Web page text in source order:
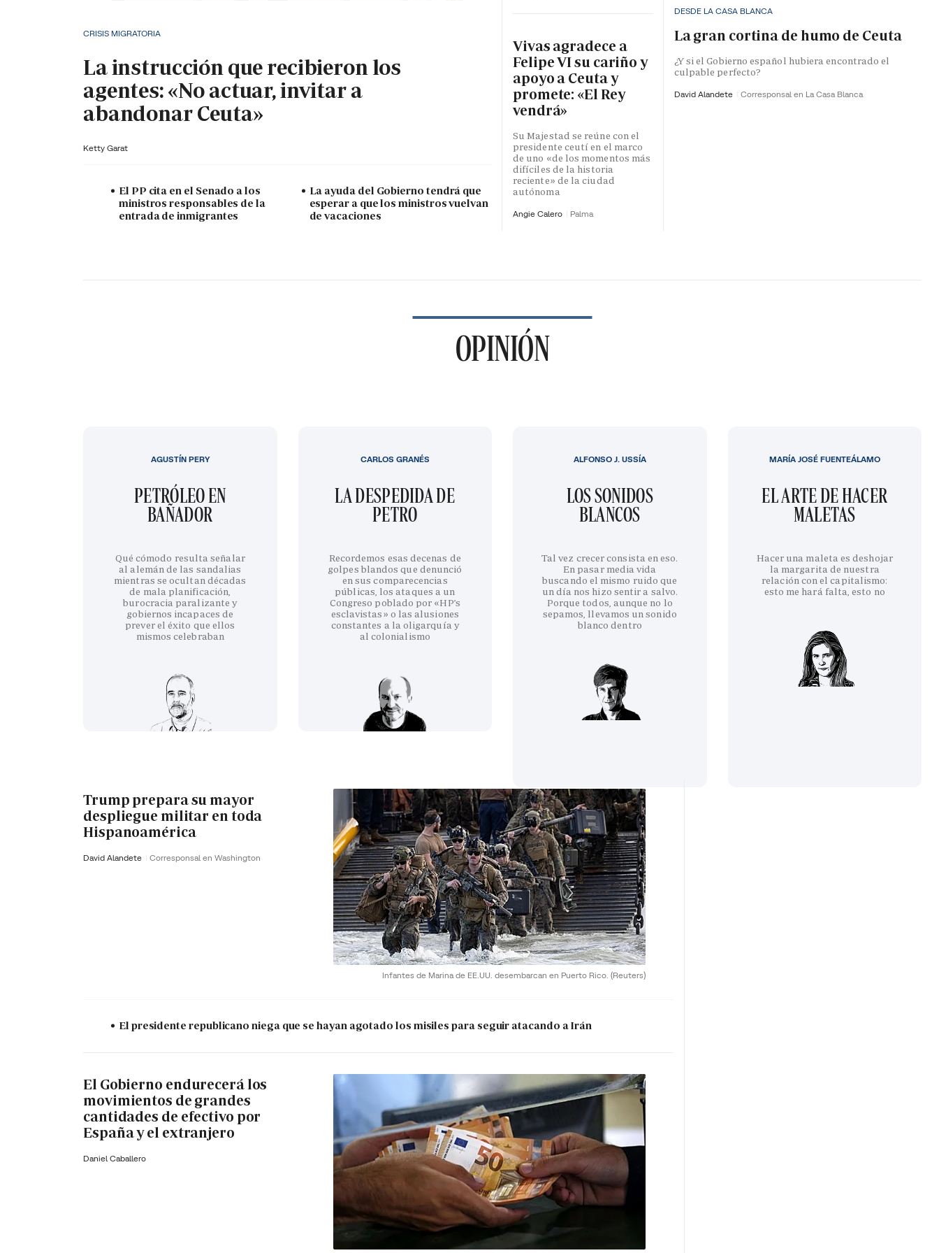
CRISIS MIGRATORIA
La instrucción que recibieron los
agentes: «No actuar, invitar a
abandonar Ceuta»
Ketty Garat
El PP cita en el Senado a los
ministros responsables de la
entrada de inmigrantes
La ayuda del Gobierno tendrá que
esperar a que los ministros vuelvan
de vacaciones
Vivas agradece a
Felipe VI su cariño y
apoyo a Ceuta y
promete: «El Rey
vendrá»
Su Majestad se reúne con el
presidente ceutí en el marco
de uno «de los momentos más
difíciles de la historia
reciente» de la ciudad
autónoma
Angie Calero Palma
DESDE LA CASA BLANCA
La gran cortina de humo de Ceuta
¿Y si el Gobierno español hubiera encontrado el
culpable perfecto?
David Alandete Corresponsal en La Casa Blanca
OPINIÓN
PETRÓLEO EN
BAÑADOR
Qué cómodo resulta señalar
al alemán de las sandalias
mientras se ocultan décadas
de mala planificación,
burocracia paralizante y
gobiernos incapaces de
prever el éxito que ellos
mismos celebraban
AGUSTÍN PERY
LA DESPEDIDA DE
PETRO
Recordemos esas decenas de
golpes blandos que denunció
en sus comparecencias
públicas, los ataques a un
Congreso poblado por «HP’s
esclavistas» o las alusiones
constantes a la oligarquía y
al colonialismo
CARLOS GRANÉS
LOS SONIDOS
BLANCOS
Tal vez crecer consista en eso.
En pasar media vida
buscando el mismo ruido que
un día nos hizo sentir a salvo.
Porque todos, aunque no lo
sepamos, llevamos un sonido
blanco dentro
ALFONSO J. USSÍA
EL ARTE DE HACER
MALETAS
Hacer una maleta es deshojar
la margarita de nuestra
relación con el capitalismo:
esto me hará falta, esto no
MARÍA JOSÉ FUENTEÁLAMO
Infantes de Marina de EE.UU. desembarcan en Puerto Rico. (Reuters)
Trump prepara su mayor
despliegue militar en toda
Hispanoamérica
David Alandete Corresponsal en Washington
El presidente republicano niega que se hayan agotado los misiles para seguir atacando a Irán
El Gobierno endurecerá los
movimientos de grandes
cantidades de efectivo por
España y el extranjero
Daniel Caballero